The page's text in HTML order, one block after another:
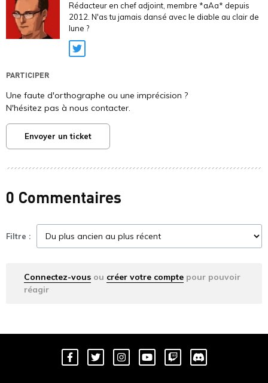
Rédacteur en chef adjoint, membre *aAa* depuis
2012. N'as tu jamais dansé avec le diable au clair de
lune ?
Twitter
PARTICIPER
Une faute d'orthographe ou une imprécision ?
N'hésitez pas à nous contacter.
Envoyer un ticket
0 Commentaires
Filtre :
Connectez-vous ou créer votre compte pour pouvoir
réagir